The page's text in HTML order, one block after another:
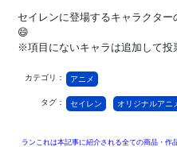
セイレンに登場するキャラクタ
😄
※項目にないキャラは追加して投
カテゴリ： アニメ
タグ： セイレン オリジナルアニ
ランこれは本記事に紹介される全ての商品・